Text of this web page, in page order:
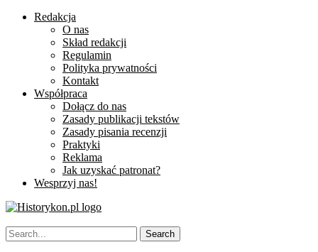
Redakcja
O nas
Skład redakcji
Regulamin
Polityka prywatności
Kontakt
Współpraca
Dołącz do nas
Zasady publikacji tekstów
Zasady pisania recenzji
Praktyki
Reklama
Jak uzyskać patronat?
Wesprzyj nas!